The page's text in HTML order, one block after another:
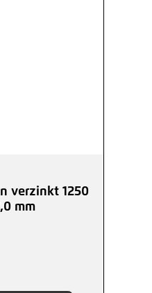
verzinkt 1250
mm